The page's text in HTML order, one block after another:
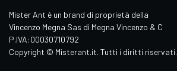
Mister Ant è un brand di proprietà della
Vincenzo Megna Sas di Megna Vincenzo & C
P.IVA:00030710792
Copyright © Misterant.it. Tutti i diritti riservati.